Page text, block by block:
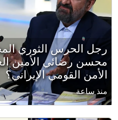
رجل الحرس الثوري
محسن رضائي الأمين
الأمن القومي الإيراني؟
منذ ساعة